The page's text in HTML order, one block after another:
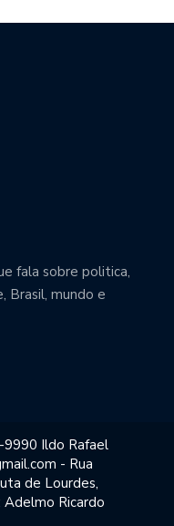
fala sobre politica,
Brasil, mundo e
Ildo Rafael
- Rua
de Lourdes,
Adelmo Ricardo